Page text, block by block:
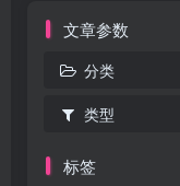
文章参数
分类
类型
标签